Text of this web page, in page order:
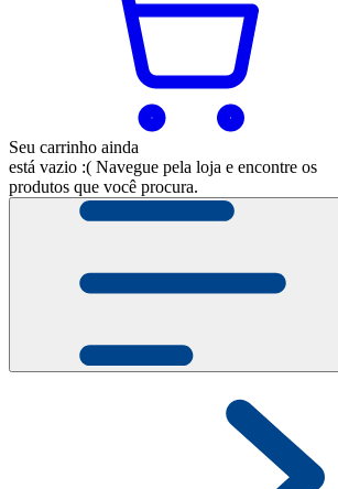
Seu carrinho ainda
está vazio :( Navegue pela loja e encontre os
produtos que você procura.